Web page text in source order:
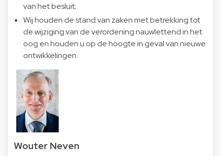
van het besluit;
Wij houden de stand van zaken met betrekking tot
de wijziging van de verordening nauwlettend in het
oog en houden u op de hoogte in geval van nieuwe
ontwikkelingen.
Wouter Neven